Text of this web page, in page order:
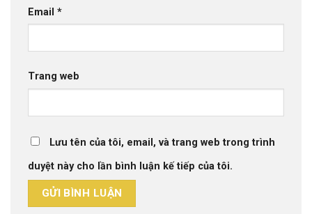
Email *
Trang web
Lưu tên của tôi, email, và trang web trong trình
duyệt này cho lần bình luận kế tiếp của tôi.